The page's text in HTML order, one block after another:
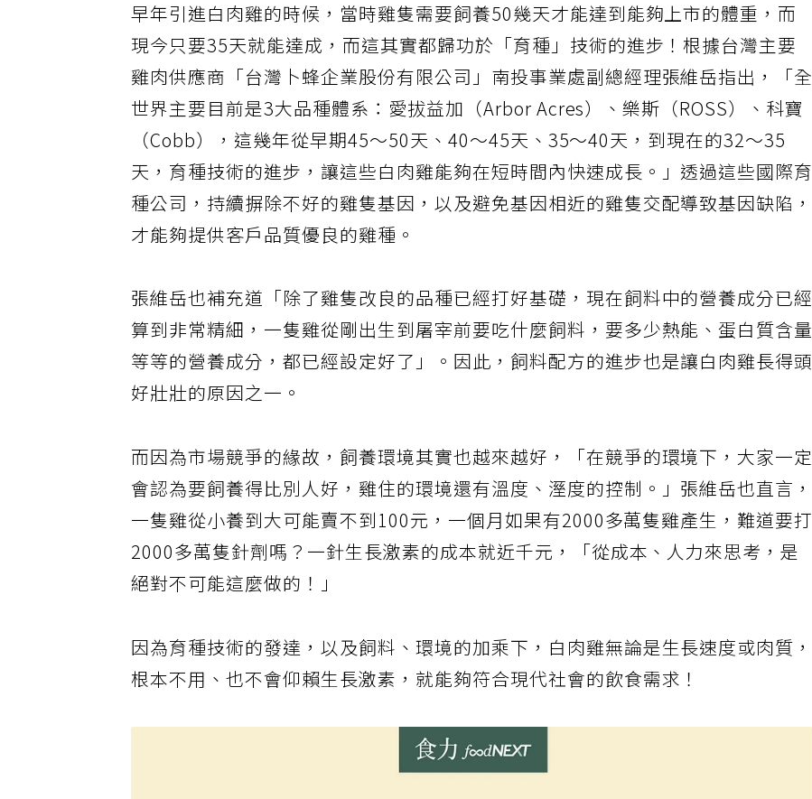
早年引進白肉雞的時候，當時雞隻需要飼養50幾天才能達到能夠上市的體重，而
現今只要35天就能達成，而這其實都歸功於「育種」技術的進步！根據台灣主要
雞肉供應商「台灣卜蜂企業股份有限公司」南投事業處副總經理張維岳指出，「全
世界主要目前是3大品種體系：愛拔益加（Arbor Acres）、樂斯（ROSS）、科寶
（Cobb），這幾年從早期45～50天、40～45天、35～40天，到現在的32～35
天，育種技術的進步，讓這些白肉雞能夠在短時間內快速成長。」透過這些國際育
種公司，持續摒除不好的雞隻基因，以及避免基因相近的雞隻交配導致基因缺陷，
才能夠提供客戶品質優良的雞種。
張維岳也補充道「除了雞隻改良的品種已經打好基礎，現在飼料中的營養成分已經
算到非常精細，一隻雞從剛出生到屠宰前要吃什麼飼料，要多少熱能、蛋白質含量
等等的營養成分，都已經設定好了」。因此，飼料配方的進步也是讓白肉雞長得頭
好壯壯的原因之一。
而因為市場競爭的緣故，飼養環境其實也越來越好，「在競爭的環境下，大家一定
會認為要飼養得比別人好，雞住的環境還有溫度、溼度的控制。」張維岳也直言，
一隻雞從小養到大可能賣不到100元，一個月如果有2000多萬隻雞產生，難道要打
2000多萬隻針劑嗎？一針生長激素的成本就近千元，「從成本、人力來思考，是
絕對不可能這麼做的！」
因為育種技術的發達，以及飼料、環境的加乘下，白肉雞無論是生長速度或肉質，
根本不用、也不會仰賴生長激素，就能夠符合現代社會的飲食需求！